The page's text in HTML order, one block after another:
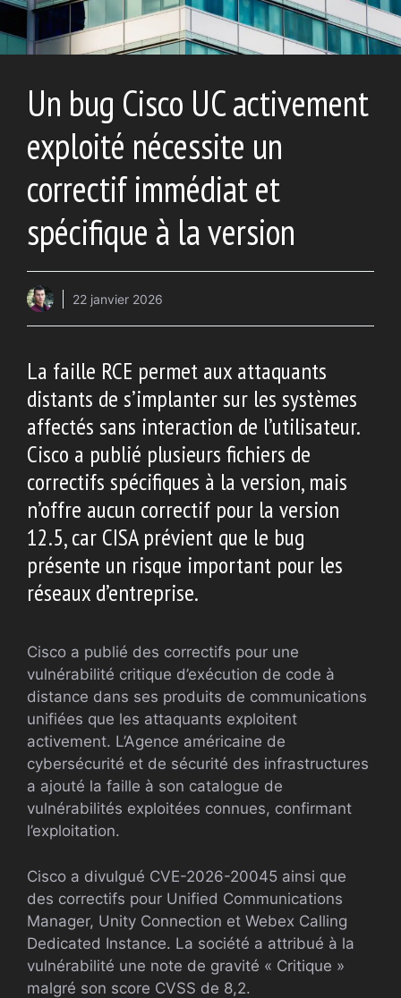
Un bug Cisco UC activement
exploité nécessite un
correctif immédiat et
spécifique à la version
22 janvier 2026
La faille RCE permet aux attaquants
distants de s’implanter sur les systèmes
affectés sans interaction de l’utilisateur.
Cisco a publié plusieurs fichiers de
correctifs spécifiques à la version, mais
n’offre aucun correctif pour la version
12.5, car CISA prévient que le bug
présente un risque important pour les
réseaux d’entreprise.
Cisco a publié des correctifs pour une
vulnérabilité critique d’exécution de code à
distance dans ses produits de communications
unifiées que les attaquants exploitent
activement. L’Agence américaine de
cybersécurité et de sécurité des infrastructures
a ajouté la faille à son catalogue de
vulnérabilités exploitées connues, confirmant
l’exploitation.
Cisco a divulgué CVE-2026-20045 ainsi que
des correctifs pour Unified Communications
Manager, Unity Connection et Webex Calling
Dedicated Instance. La société a attribué à la
vulnérabilité une note de gravité « Critique »
malgré son score CVSS de 8,2.